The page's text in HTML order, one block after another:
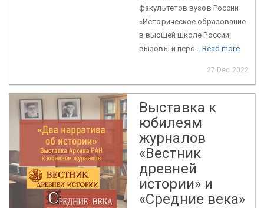
факультетов вузов России
«Историческое образование
в высшей школе России:
вызовы и перс... Read more
27 Dec 2022
Выставка к
юбилеям
журналов
«Вестник
древней
истории» и
«Средние века»